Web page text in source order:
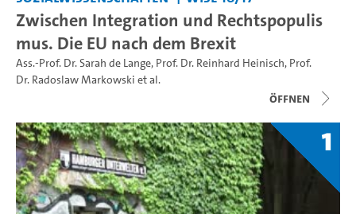
Zwischen Integration und Rechtspopulis
mus. Die EU nach dem Brexit
Ass.-Prof. Dr. Sarah de Lange, Prof. Dr. Reinhard Heinisch, Prof.
Dr. Radoslaw Markowski et al.
Öffnen
1